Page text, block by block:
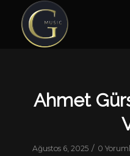
Ahmet
Ağustos 6, 2025 / 0